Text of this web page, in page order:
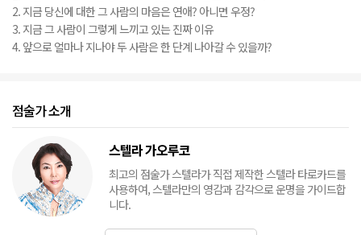
2. 지금 당신에 대한 그 사람의 마음은 연애? 아니면 우정?
3. 지금 그 사람이 그렇게 느끼고 있는 진짜 이유
4. 앞으로 얼마나 지나야 두 사람은 한 단계 나아갈 수 있을까?
점술가 소개
스텔라 가오루코
최고의 점술가 스텔라가 직접 제작한 스텔라 타로카드를
사용하여, 스텔라만의 영감과 감각으로 운명을 가이드합
니다.